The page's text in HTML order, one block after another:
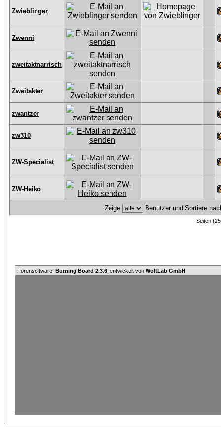
Zwieblinger
Zwenni
zweitaktnarrisch
Zweitakter
zwantzer
zw310
ZW-Specialist
ZW-Heiko
Zeige Benutzer und Sortiere
Seiten
Forensoftware: Burning Board 2.3.6 , entwickelt von WoltLab GmbH